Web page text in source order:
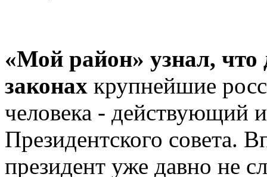
«Мой район» узнал, что
законах крупнейшие
человека - действующий
Президентского совета.
президент уже давно не